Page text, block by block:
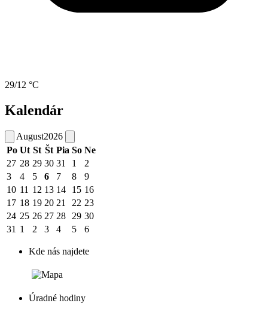
29/12 °C
Kalendár
August2026
Po Ut St Št Pia So Ne
27 28 29 30 31 1
2
3
4 5 6 7 8
9
10 11 12 13 14 15 16
17 18 19 20 21 22 23
24 25 26 27 28 29 30
31 1 2 3 4 5 6
Kde nás najdete
Úradné hodiny